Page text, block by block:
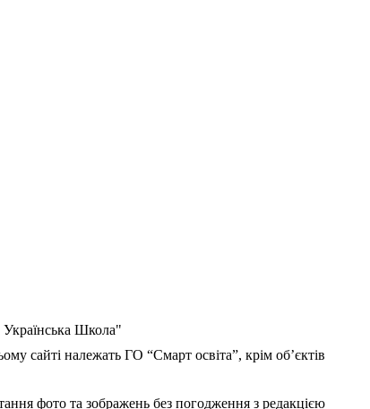
Українська Школа"
сайті належать ГО “Смарт освіта”, крім об’єктів
фото та зображень без погодження з редакцією